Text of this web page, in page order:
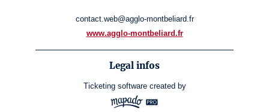
contact.web@agglo-montbeliard.fr
www.agglo-montbeliard.fr
Legal infos
Ticketing software created by